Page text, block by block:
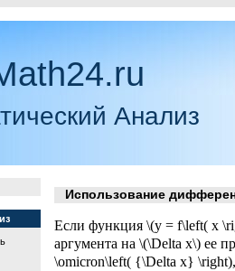
Анализ
Использование
Если функция \(y = f\left( x
аргумента на \(\Delta x\) ее
\omicron\left( {\Delta x}